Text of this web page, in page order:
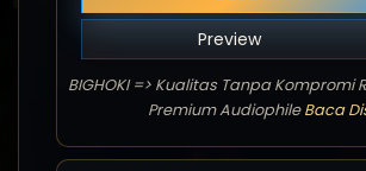
Preview
BIGHOKI => Kualitas Tanpa Kompromi
Premium AudiophileBaca